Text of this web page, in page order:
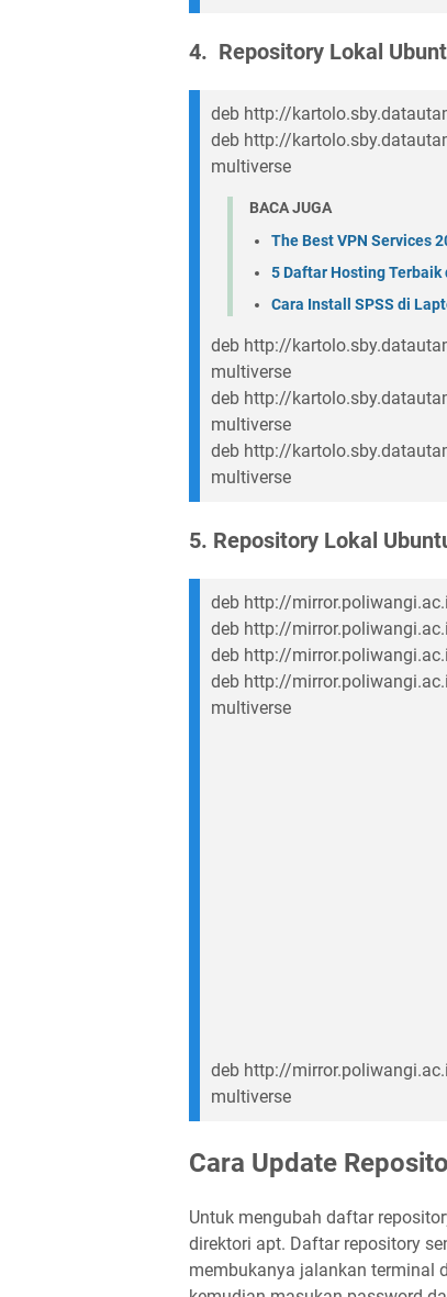
4. Repository Lokal
deb http://
deb http://
multiverse
BACA JUGA
The Best VPN Services
5 Daftar Hosting Terbaik
Cara Install SPSS di
deb http://
multiverse
deb http://
multiverse
deb http://
multiverse
5. Repository Lokal
deb http://
deb http://
deb http://
deb http://
multiverse
deb http://
multiverse
Cara Update
Untuk mengubah daftar
direktori apt. Daftar repository
membukanya jalankan terminal